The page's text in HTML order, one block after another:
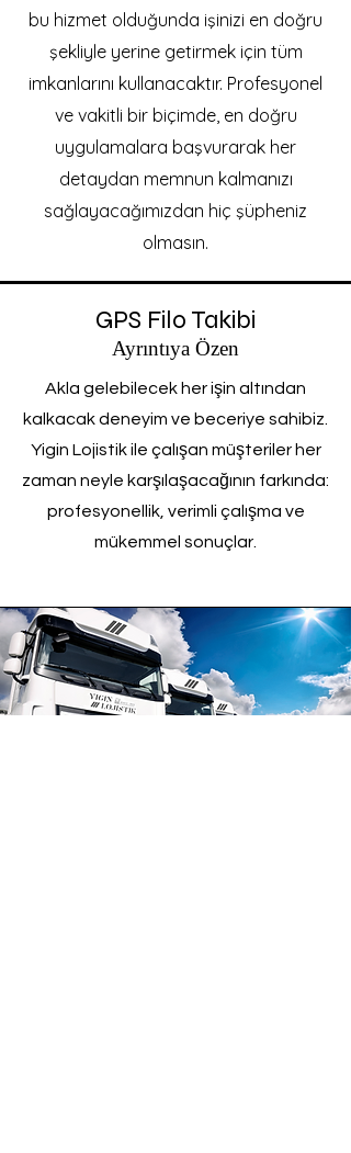
bu hizmet olduğunda işinizi en doğru
şekliyle yerine getirmek için tüm
imkanlarını kullanacaktır. Profesyonel
ve vakitli bir biçimde, en doğru
uygulamalara başvurarak her
detaydan memnun kalmanızı
sağlayacağımızdan hiç şüpheniz
olmasın.
GPS Filo Takibi
Ayrıntıya Özen
Akla gelebilecek her işin altından
kalkacak deneyim ve beceriye sahibiz.
Yigin Lojistik ile çalışan müşteriler her
zaman neyle karşılaşacağının farkında:
profesyonellik, verimli çalışma ve
mükemmel sonuçlar.